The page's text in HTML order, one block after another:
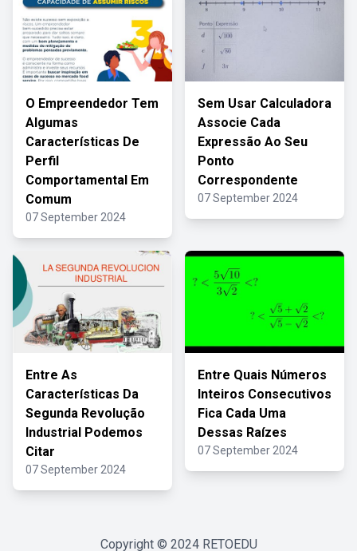
O Empreendedor Tem
Algumas
Características De
Perfil
Comportamental Em
Comum
07 September 2024
Sem Usar Calculadora
Associe Cada
Expressão Ao Seu
Ponto
Correspondente
07 September 2024
Entre As
Características Da
Segunda Revolução
Industrial Podemos
Citar
07 September 2024
Entre Quais Números
Inteiros Consecutivos
Fica Cada Uma
Dessas Raízes
07 September 2024
Copyright © 2024 RETOEDU